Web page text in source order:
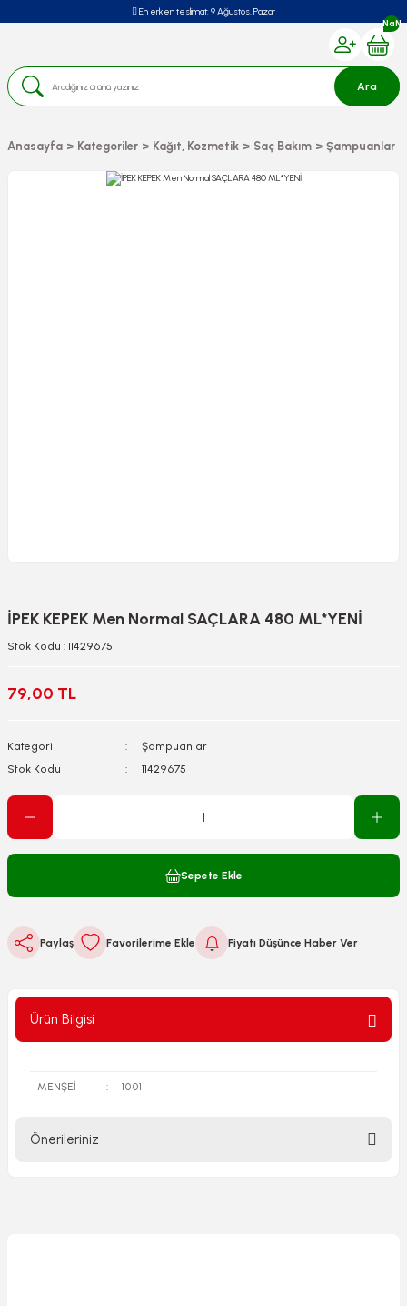
En erken teslimat: 9 Ağustos, Pazar
Ara
NaN
Anasayfa Kategoriler Kağıt, Kozmetik Saç Bakım Şampuanlar
İPEK KEPEK Men Normal SAÇLARA 480 ML*YENİ
Stok Kodu : 11429675
79,00 TL
Kategori
Şampuanlar
Stok Kodu
11429675
Sepete Ekle
Paylaş Fiyatı Düşünce Haber Ver
Ürün Bilgisi
MENŞEİ : 1001
Önerileriniz